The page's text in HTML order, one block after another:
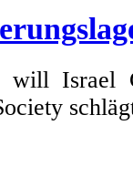
Israel